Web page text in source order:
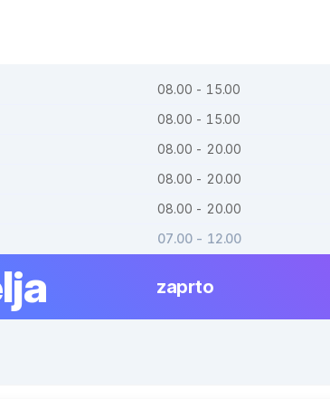
08.00 - 15.00
08.00 - 15.00
08.00 - 20.00
08.00 - 20.00
08.00 - 20.00
07.00 - 12.00
zaprto